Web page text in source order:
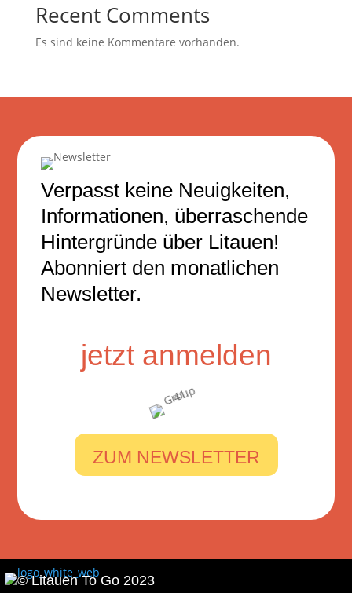
Recent Comments
Es sind keine Kommentare vorhanden.
Verpasst keine Neuigkeiten,
Informationen, überraschende
Hintergründe über Litauen!
Abonniert den monatlichen
Newsletter.
jetzt anmelden
ZUM NEWSLETTER
© Litauen To Go 2023